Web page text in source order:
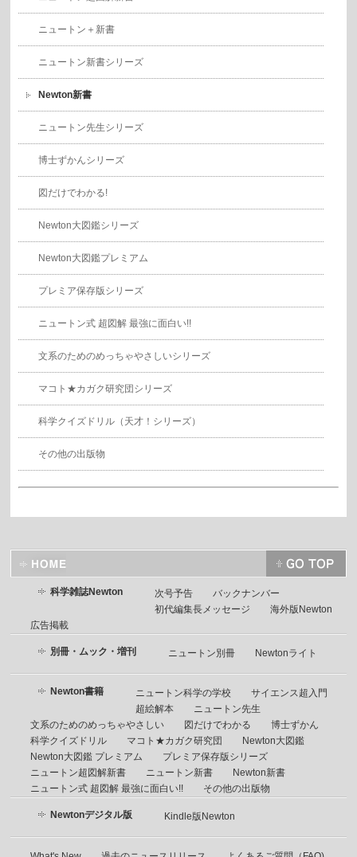
ニュートン＋新書
ニュートン新書シリーズ
Newton新書
ニュートン先生シリーズ
博士ずかんシリーズ
図だけでわかる!
Newton大図鑑シリーズ
Newton大図鑑プレミアム
プレミア保存版シリーズ
ニュートン式 超図解 最強に面白い!!
文系のためのめっちゃやさしいシリーズ
マコト★カガク研究団シリーズ
科学クイズドリル（天才！シリーズ）
その他の出版物
科学雑誌Newton 次号予告
バックナンバー
初代編集長メッセージ
海外版Newton
広告掲載
別冊・ムック・増刊 ニュートン別冊 Newtonライト
Newton書籍 ニュートン科学の学校
サイエンス超入門
超絵解本
ニュートン先生
文系のためのめっちゃやさしい
図だけでわかる
博士ずかん
科学クイズドリル
マコト★カガク研究団
Newton大図鑑
Newton大図鑑 プレミアム
プレミア保存版シリーズ
ニュートン超図解新書
ニュートン新書
Newton新書
ニュートン式 超図解 最強に面白い!!
その他の出版物
Newtonデジタル版 Kindle版Newton